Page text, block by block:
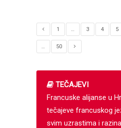
1 … 3 4 5
… 50
TEČAJEVI
Francuske alijanse u
tečajeve francuskog
svim uzrastima i